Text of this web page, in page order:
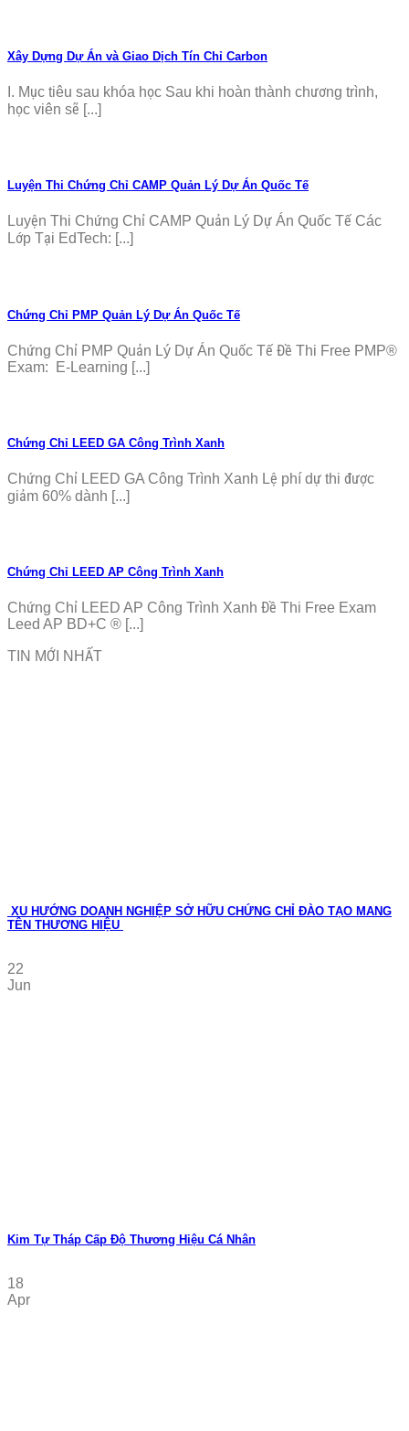
Xây Dựng Dự Án và Giao Dịch Tín Chỉ Carbon
I. Mục tiêu sau khóa học Sau khi hoàn thành chương trình,
học viên sẽ [...]
Luyện Thi Chứng Chỉ CAMP Quản Lý Dự Án Quốc Tế
Luyện Thi Chứng Chỉ CAMP Quản Lý Dự Án Quốc Tế Các
Lớp Tại EdTech: [...]
Chứng Chỉ PMP Quản Lý Dự Án Quốc Tế
Chứng Chỉ PMP Quản Lý Dự Án Quốc Tế Đề Thi Free PMP®
Exam: E-Learning [...]
Chứng Chỉ LEED GA Công Trình Xanh
Chứng Chỉ LEED GA Công Trình Xanh Lệ phí dự thi được
giảm 60% dành [...]
Chứng Chỉ LEED AP Công Trình Xanh
Chứng Chỉ LEED AP Công Trình Xanh Đề Thi Free Exam
Leed AP BD+C ® [...]
TIN MỚI NHẤT
XU HƯỚNG DOANH NGHIỆP SỞ HỮU CHỨNG CHỈ ĐÀO TẠO MANG
TÊN THƯƠNG HIỆU
22
Jun
Kim Tự Tháp Cấp Độ Thương Hiệu Cá Nhân
18
Apr